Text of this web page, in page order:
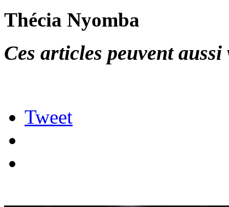
Thécia Nyomba
Ces articles peuvent
Tweet